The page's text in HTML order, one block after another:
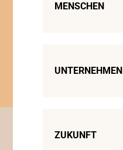
MENSCHEN
UNTERNEHMEN
ZUKUNFT